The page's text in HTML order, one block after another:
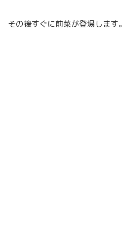
その後すぐに前菜が登場します。